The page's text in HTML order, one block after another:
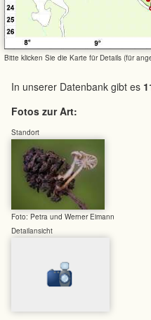
Bitte klicken Sie die Karte für Details (für
In unserer Datenbank gibt es
Fotos zur Art:
Standort
Foto: Petra und Werner Eimann
Detailansicht